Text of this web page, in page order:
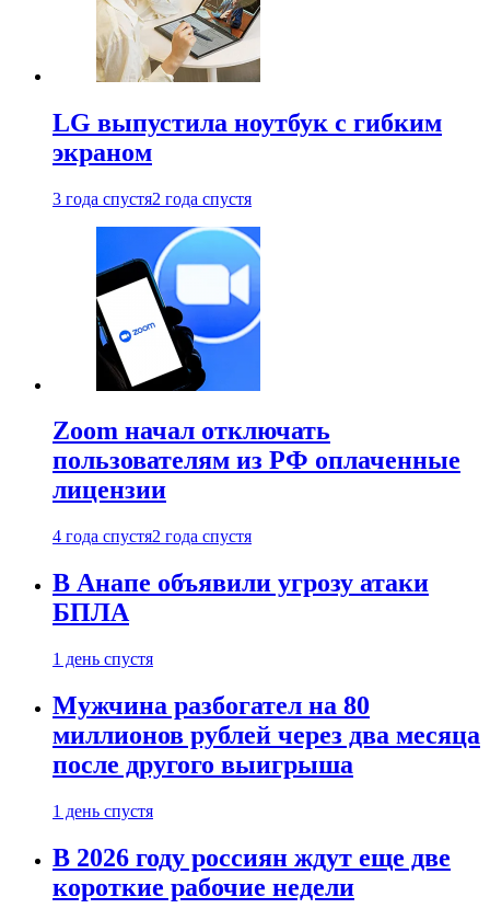
LG выпустила ноутбук с гибким
экраном
3 года спустя2 года спустя
Zoom начал отключать
пользователям из РФ оплаченные
лицензии
4 года спустя2 года спустя
В Анапе объявили угрозу атаки
БПЛА
1 день спустя
Мужчина разбогател на 80
миллионов рублей через два месяца
после другого выигрыша
1 день спустя
В 2026 году россиян ждут еще две
короткие рабочие недели